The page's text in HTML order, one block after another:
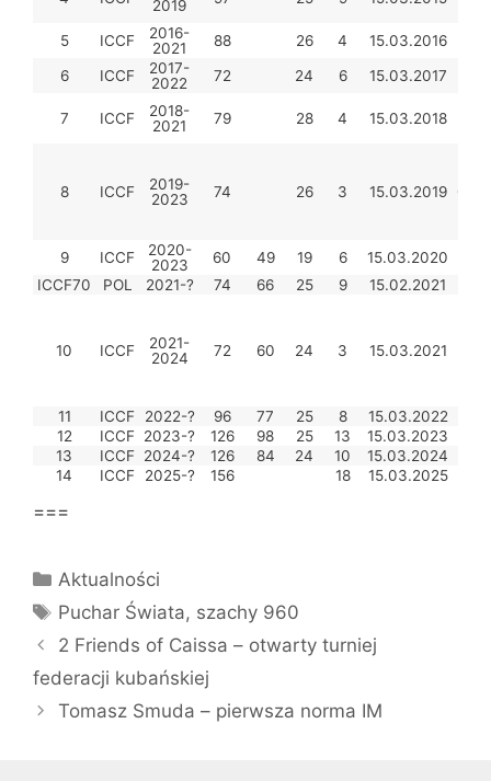
2019
5 ICCF
2016-
2021
88 26 4 15.03.2016
6
ICCF
2017-
2022
72 24 6 15.03.2017
7 ICCF
2018-
2021
79 28 4 15.03.2018
8 ICCF
2019-
2023
74 26 3 15.03.2019
9 ICCF
2020-
2023
60 49 19 6 15.03.2020
ICCF70
POL 2021-? 74 66 25 9 15.02.2021
10 ICCF
2021-
2024
72 60 24 3 15.03.2021
11 ICCF 2022-? 96 77 25 8 15.03.2022
12
ICCF 2023-? 126 98 25 13 15.03.2023
13
ICCF 2024-? 126 84 24 10 15.03.2024
14
ICCF 2025-? 156 18 15.03.2025
===
Kategorie
Aktualności
Tagi
Puchar Świata, szachy 960
2 Friends of Caissa – otwarty turniej
federacji kubańskiej
Tomasz Smuda – pierwsza norma IM